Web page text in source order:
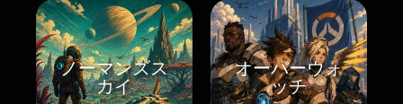
ノーマンズス
カイ
オーバーウォ
ッチ